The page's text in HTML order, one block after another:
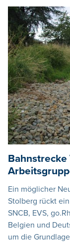
Ein möglicher
Stolberg rückt
SNCB, EVS,
Belgien und
um die